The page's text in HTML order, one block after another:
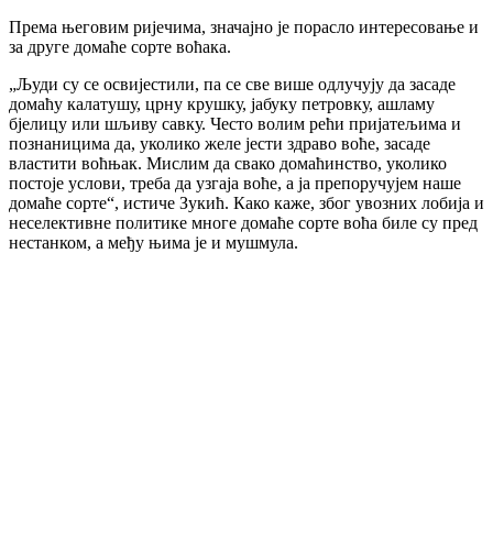
Према његовим ријечима, значајно је порасло интересовање и
за друге домаће сорте воћака.
„Људи су се освијестили, па се све више одлучују да засаде
домаћу калатушу, црну крушку, јабуку петровку, ашламу
бјелицу или шљиву савку. Често волим рећи пријатељима и
познаницима да, уколико желе јести здраво воће, засаде
властити воћњак. Мислим да свако домаћинство, уколико
постоје услови, треба да узгаја воће, а ја препоручујем наше
домаће сорте“, истиче Зукић. Како каже, због увозних лобија и
неселективне политике многе домаће сорте воћа биле су пред
нестанком, а међу њима је и мушмула.